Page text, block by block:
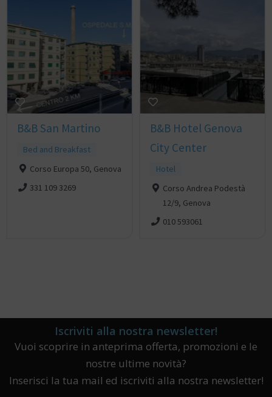
B&B San Martino
Bed and Breakfast
Corso Europa 50, Genova
331 109 3269
B&B Hotel Genova
City Center
Hotel
Corso Andrea Podestà
12/9, Genova
010 593061
Iscriviti alla nostra newsletter!
Vuoi scoprire in anteprima offerta, promozioni e le
nostre ultime novità?
Inserisci la tua mail ed iscriviti alla nostra newsletter!